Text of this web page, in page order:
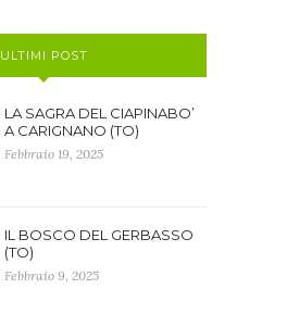
ULTIMI POST
LA SAGRA DEL CIAPINABO’
A CARIGNANO (TO)
Febbraio 19, 2025
IL BOSCO DEL GERBASSO
(TO)
Febbraio 9, 2025